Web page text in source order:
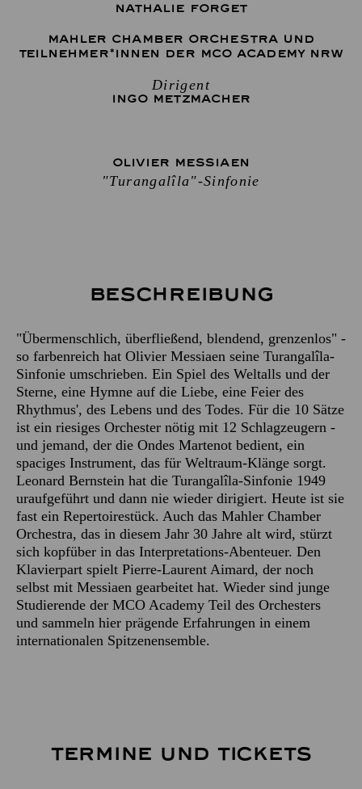
NATHALIE FORGET
MAHLER CHAMBER ORCHESTRA UND
TEILNEHMER*INNEN DER MCO ACADEMY NRW
Dirigent
INGO METZMACHER
OLIVIER MESSIAEN
"Turangalîla"-Sinfonie
Beschreibung
"Übermenschlich, überfließend, blendend, grenzenlos" -
so farbenreich hat Olivier Messiaen seine Turangalîla-
Sinfonie umschrieben. Ein Spiel des Weltalls und der
Sterne, eine Hymne auf die Liebe, eine Feier des
Rhythmus', des Lebens und des Todes. Für die 10 Sätze
ist ein riesiges Orchester nötig mit 12 Schlagzeugern -
und jemand, der die Ondes Martenot bedient, ein
spaciges Instrument, das für Weltraum-Klänge sorgt.
Leonard Bernstein hat die Turangalîla-Sinfonie 1949
uraufgeführt und dann nie wieder dirigiert. Heute ist sie
fast ein Repertoirestück. Auch das Mahler Chamber
Orchestra, das in diesem Jahr 30 Jahre alt wird, stürzt
sich kopfüber in das Interpretations-Abenteuer. Den
Klavierpart spielt Pierre-Laurent Aimard, der noch
selbst mit Messiaen gearbeitet hat. Wieder sind junge
Studierende der MCO Academy Teil des Orchesters
und sammeln hier prägende Erfahrungen in einem
internationalen Spitzenensemble.
TERMINE UND TICKETS